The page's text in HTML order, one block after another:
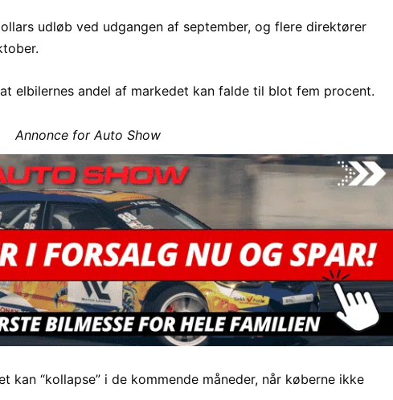
udløb ved udgangen af september, og flere direktører
elbilernes andel af markedet kan falde til blot fem procent.
Annonce for Auto Show
kan “kollapse” i de kommende måneder, når køberne ikke